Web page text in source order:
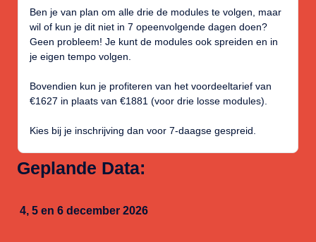
Ben je van plan om alle drie de modules te volgen, maar
wil of kun je dit niet in 7 opeenvolgende dagen doen?
Geen probleem! Je kunt de modules ook spreiden en in
je eigen tempo volgen.
Bovendien kun je profiteren van het voordeeltarief van
€1627 in plaats van €1881 (voor drie losse modules).
Kies bij je inschrijving dan voor 7-daagse gespreid.
Geplande Data:
4, 5 en 6 december 2026